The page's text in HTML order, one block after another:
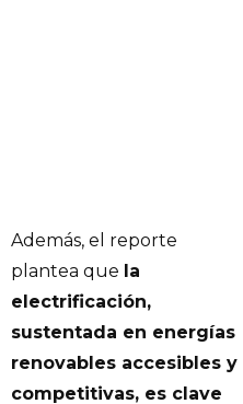
Además, el reporte
plantea que la
electrificación,
sustentada en energías
renovables accesibles y
competitivas, es clave